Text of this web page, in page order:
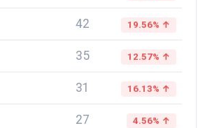
42 19.56% ↑
35 12.57% ↑
31 16.13% ↑
27 4.56% ↑